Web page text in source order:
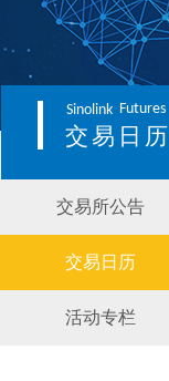
Sinolink Futures
交易日历
交易所公告
交易日历
活动专栏